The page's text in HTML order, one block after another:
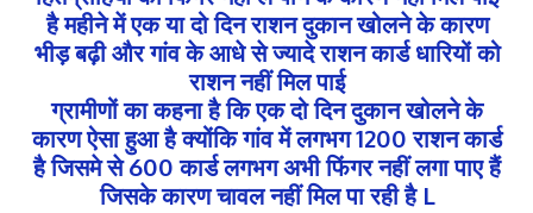
है महीने में एक या दो दिन राशन दुकान खोलने के कारण
भीड़ बढ़ी और गांव के आधे से ज्यादे राशन कार्ड धारियों को
राशन नहीं मिल पाई
ग्रामीणों का कहना है कि एक दो दिन दुकान खोलने के
कारण ऐसा हुआ है क्योंकि गांव में लगभग 1200 राशन कार्ड
है जिसमे से 600 कार्ड लगभग अभी फिंगर नहीं लगा पाए हैं
जिसके कारण चावल नहीं मिल पा रही है L